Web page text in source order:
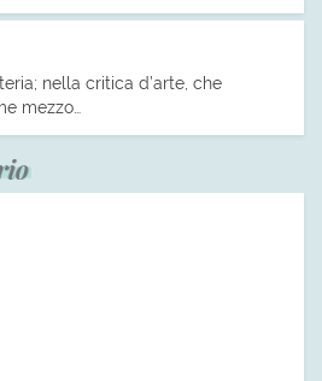
nella critica d’arte, che
mezzo…